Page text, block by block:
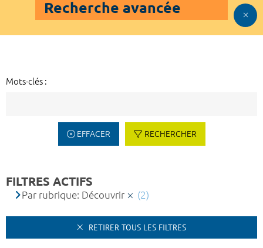
Recherche avancée
Mots-clés :
EFFACER RECHERCHER
FILTRES ACTIFS
Par rubrique: Découvrir (2)
RETIRER TOUS LES FILTRES